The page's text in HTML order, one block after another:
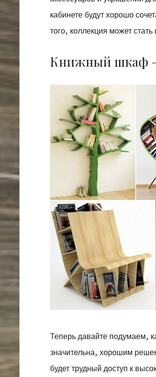
кабинете будут хорошо
того, коллекция может
Книжный шкаф –
Теперь давайте подумаем,
значительна, хорошим
будет трудный доступ к